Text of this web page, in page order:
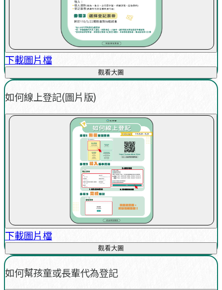
下載圖片檔
觀看大圖
如何線上登記(圖片版)
下載圖片檔
觀看大圖
如何幫孩童或長輩代為登記